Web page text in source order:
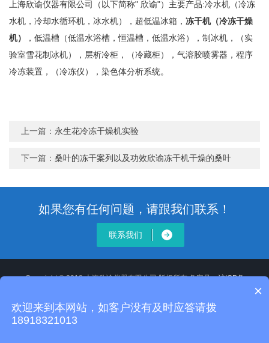
上海欣谕仪器有限公司（以下简称" 欣谕"）主要产品:冷水机（冷冻
水机，冷却水循环机，冰水机），超低温冰箱，冻干机（冷冻干燥
机）
，低温槽（低温水浴槽，恒温槽，低温水浴），制冰机，（实
验室雪花制冰机），层析冷柜，（冷藏柜），气溶胶喷雾器，程序
冷冻装置，（冷冻仪），染色体分析系统。
上一篇： 永生花冷冻干燥机实验
下一篇：桑叶的冻干案列以及功效欣谕冻干机干燥的桑叶
如果您有任何问题，请跟我们联系！
联系我们
Copyright © 2018 上海欣谕仪器有限公司 版权所有 备案号：沪ICP备
地址：
全国统一服务电话：13918118355 24小时服务电话：18918321013 E-
×
欢迎来到本网站，如客户没有及时应答请拨
18918321013